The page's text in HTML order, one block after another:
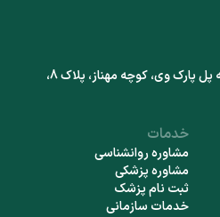
خدمات
مشاوره روانشناسی
مشاوره پزشکی
ثبت نام پزشک
خدمات سازمانی
تهران، خ ولیعصر، نرسیده به پل پارک وی، کوچه مهناز، پلاک 8،